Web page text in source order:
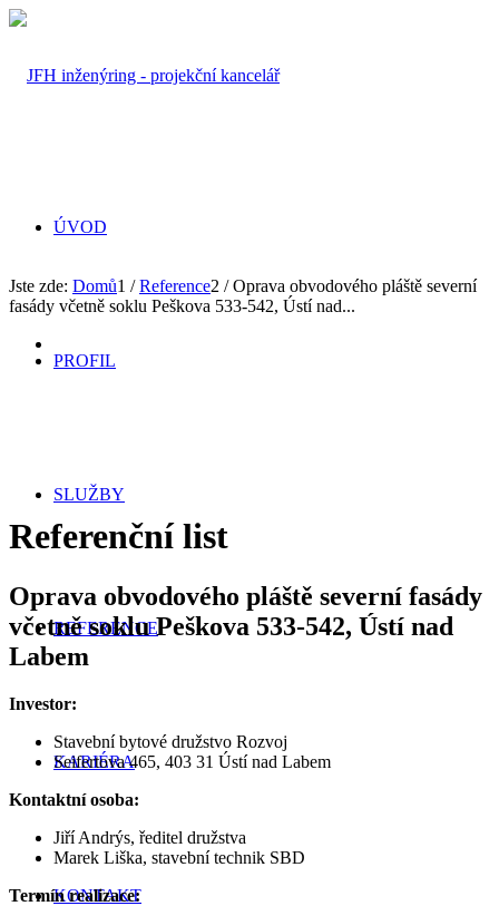
ÚVOD
PROFIL
SLUŽBY
REFERENCE
KARIÉRA
KONTAKT
Jste zde: Domů1 / Reference2 / Oprava obvodového pláště severní
fasády včetně soklu Peškova 533-542, Ústí nad...
Referenční list
Oprava obvodového pláště severní fasády
včetně soklu Peškova 533-542, Ústí nad
Labem
Investor:
Stavební bytové družstvo Rozvoj
Seifertova 465, 403 31 Ústí nad Labem
Kontaktní osoba:
Jiří Andrýs, ředitel družstva
Marek Liška, stavební technik SBD
Termín realizace: